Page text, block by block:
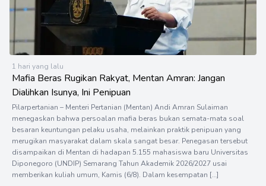
1 hari yang lalu
Mafia Beras Rugikan Rakyat, Mentan Amran: Jangan
Dialihkan Isunya, Ini Penipuan
Pilarpertanian – Menteri Pertanian (Mentan) Andi Amran Sulaiman
menegaskan bahwa persoalan mafia beras bukan semata-mata soal
besaran keuntungan pelaku usaha, melainkan praktik penipuan yang
merugikan masyarakat dalam skala sangat besar. Penegasan tersebut
disampaikan di Mentan di hadapan 5.155 mahasiswa baru Universitas
Diponegoro (UNDIP) Semarang Tahun Akademik 2026/2027 usai
memberikan kuliah umum, Kamis (6/8). Dalam kesempatan […]